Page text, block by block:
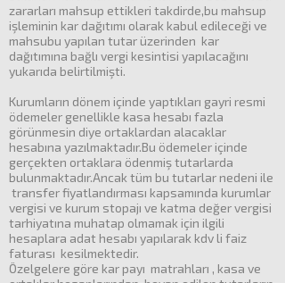
zararları mahsup ettikleri takdirde,bu mahsup
işleminin kar dağıtımı olarak kabul edileceği ve
mahsubu yapılan tutar üzerinden kar
dağıtımına bağlı vergi kesintisi yapılacağını
yukarıda belirtilmişti.
Kurumların dönem içinde yaptıkları gayri resmi
ödemeler genellikle kasa hesabı fazla
görünmesin diye ortaklardan alacaklar
hesabına yazılmaktadır.Bu ödemeler içinde
gerçekten ortaklara ödenmiş tutarlarda
bulunmaktadır.Ancak tüm bu tutarlar nedeni ile
transfer fiyatlandırması kapsamında kurumlar
vergisi ve kurum stopajı ve katma değer vergisi
tarhiyatına muhatap olmamak için ilgili
hesaplara adat hesabı yapılarak kdv li faiz
faturası kesilmektedir.
Özelgelere göre kar payı matrahları , kasa ve